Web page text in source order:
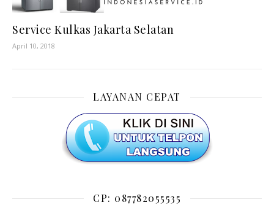
Service Kulkas Jakarta Selatan
April 10, 2018
LAYANAN CEPAT
CP: 087782055535